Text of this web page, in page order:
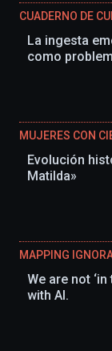
CUADERNO DE
La ingesta
como
MUJERES CON
Evolución
Matilda»
MAPPING
We are not
with AI.